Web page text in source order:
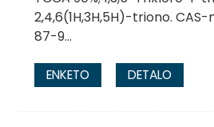
2,4,6(1H,3H,5H)-triono.
87-9...
ENKETO DETALO